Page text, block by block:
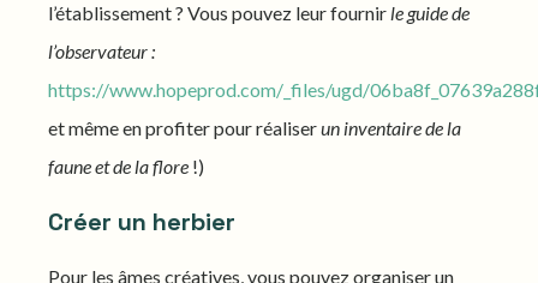
l’établissement ? Vous pouvez leur fournir le guide de
l’observateur :
https://www.hopeprod.com/_files/ugd/
et même en profiter pour réaliserun inventaire de la
faune et de la flore !)
Créer un herbier
Pour les âmes créatives, vous pouvez organiser un